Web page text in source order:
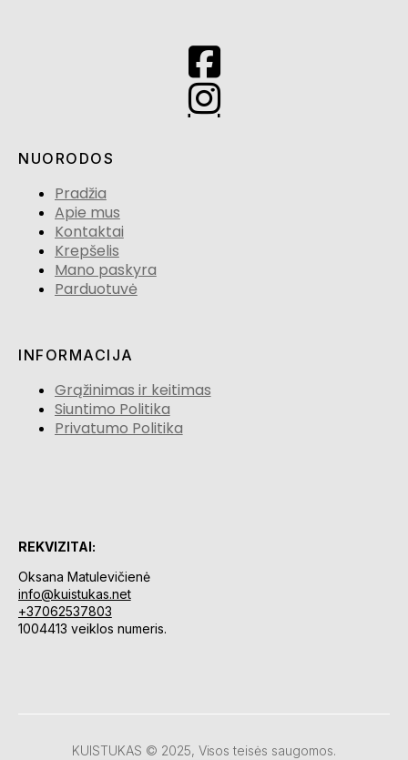
NUORODOS
Pradžia
Apie mus
Kontaktai
Krepšelis
Mano paskyra
Parduotuvė
INFORMACIJA
Grąžinimas ir keitimas
Siuntimo Politika
Privatumo Politika
REKVIZITAI:
Oksana Matulevičienė
info@kuistukas.net
+37062537803
1004413 veiklos numeris.
KUISTUKAS © 2025, Visos teisės saugomos.